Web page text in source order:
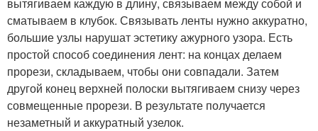
сматываем в клубок. Связывать ленты нужно аккуратно,
большие узлы нарушат эстетику ажурного узора. Есть
простой способ соединения лент: на концах делаем
прорези, складываем, чтобы они совпадали. Затем
другой конец верхней полоски вытягиваем снизу через
совмещенные прорези. В результате получается
незаметный и аккуратный узелок.